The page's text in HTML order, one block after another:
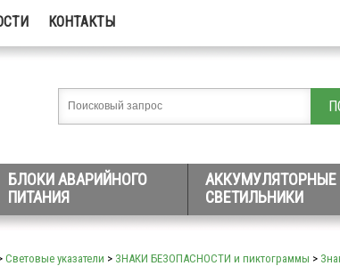
КОНТАКТЫ
БЛОКИ АВАРИЙНОГО
ПИТАНИЯ
АККУМУЛЯТОРНЫЕ
СВЕТИЛЬНИКИ
Световые указатели > ЗНАКИ БЕЗОПАСНОСТИ и пиктограммы >